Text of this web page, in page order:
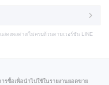
ดงผลต่าง/ไม่ครบถ้วนตามเวอร์ชัน LINE
ารซื้อเพื่อนำไปใช้ในรายงานยอดขาย